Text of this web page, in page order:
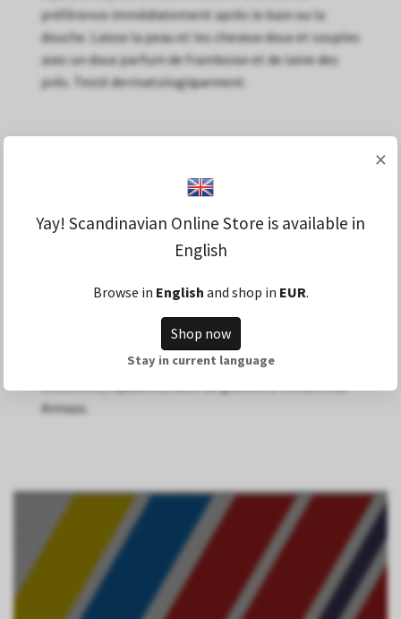
préférence immédiatement après le bain ou la
douche. Laisse la peau et les cheveux doux et souples
avec un doux parfum de framboise et de laine des
prés. Testé dermatologiquement.
Huile de canola, triglycéride caprylique/caprique,
de karité, undécane, parfum, tridécane, huile de
noyau d'Avena Sativa, acétate de tocophéryle, huile
de graines de RubusIdaeus, tétraisopalmitate
d'ascorbyle, huile de glycine soja, tocophérol, bêta-
Annuus.
×
Yay! Scandinavian Online Store is available in
English
Browse in English and shop in EUR.
Shop now
Stay in current language